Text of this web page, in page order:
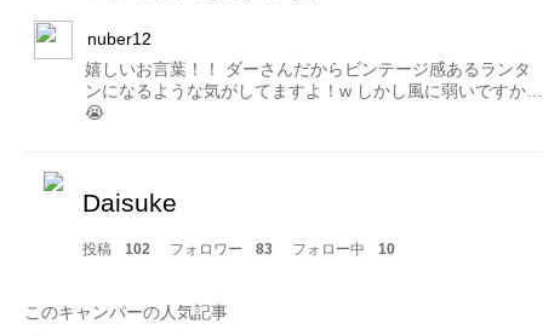
nuber12
嬉しいお言葉！！ ダーさんだからビンテージ感あるランタ
ンになるような気がしてますよ！w しかし風に弱いですか…
😭
Daisuke
投稿 102 フォロワー 83 フォロー中 10
このキャンパーの人気記事